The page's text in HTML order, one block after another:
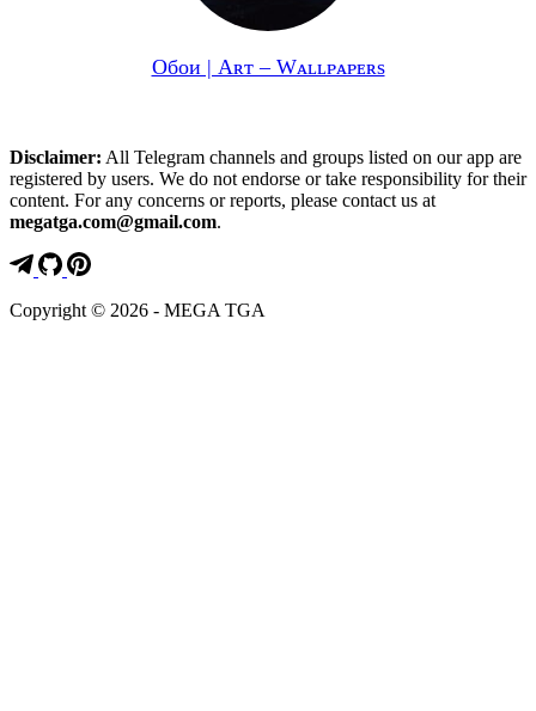
Обои | Aʀᴛ – Wᴀʟʟᴘᴀᴘᴇʀs
Disclaimer: All Telegram channels and groups listed on our app are
registered by users. We do not endorse or take responsibility for their
content. For any concerns or reports, please contact us at
megatga.com@gmail.com.
Copyright © 2026 - MEGA TGA